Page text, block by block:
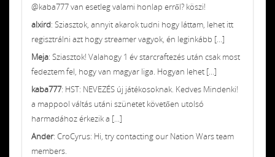
@kaba777 van esetleg valami honlap erről? köszi!
alxird: Sziasztok, annyit akarok tudni hogy láttam, lehet itt
regisztrálni azt hogy streamer vagyok, én leginkább [...]
Meja: Sziasztok! Valahogy 1 év starcraftezés után csak most
fedeztem fel, hogy van magyar liga. Hogyan lehet [...]
kaba777: HST: NEVEZÉS új játékosoknak. Kedves Mindenki!
a mappool váltás utáni szünetet követően utolsó
harmadához érkezik a [...]
Ander: CroCyrus: Hi, try contacting our Nation Wars team
members.